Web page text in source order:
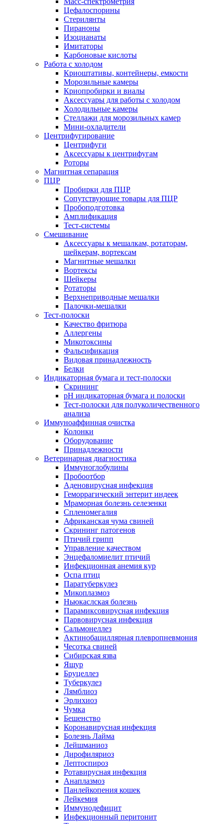
Цефалоспорины
Стерилянты
Пираноны
Изоцианаты
Имитаторы
Карбоновые кислоты
Работа с холодом
Криоштативы, контейнеры, емкости
Морозильные камеры
Криопробирки и виалы
Аксессуары для работы с холодом
Холодильные камеры
Стеллажи для морозильных камер
Мини-охладители
Центрифугирование
Центрифуги
Аксессуары к центрифугам
Роторы
Магнитная сепарация
ПЦР
Пробирки для ПЦР
Сопутствующие товары для ПЦР
Пробоподготовка
Амплификация
Тест-системы
Смешивание
Аксессуары к мешалкам, ротаторам,
шейкерам, вортексам
Магнитные мешалки
Вортексы
Шейкеры
Ротаторы
Верхнеприводные мешалки
Палочки-мешалки
Тест-полоски
Качество фритюра
Аллергены
Микотоксины
Фальсификация
Видовая принадлежность
Белки
Индикаторная бумага и тест-полоски
Скрининг
pH индикаторная бумага и полоски
Тест-полоски для полуколичественного
анализа
Иммуноаффинная очистка
Колонки
Оборудование
Принадлежности
Ветеринарная диагностика
Иммуноглобулины
Пробоотбор
Аденовирусная инфекция
Геморрагический энтерит индеек
Мраморная болезнь селезенки
Спленомегалия
Африканская чума свиней
Скрининг патогенов
Птичий грипп
Управление качеством
Энцефаломиелит птичий
Инфекционная анемия кур
Оспа птиц
Паратуберкулез
Микоплазмоз
Ньюкаслская болезнь
Парамиксовирусная инфекция
Парвовирусная инфекция
Сальмонеллез
Актинобациллярная плевропневмония
Чесотка свиней
Сибирская язва
Ящур
Бруцеллез
Туберкулез
Лямблиоз
Эрлихиоз
Чумка
Бешенство
Коронавирусная инфекция
Болезнь Лайма
Лейшманиоз
Дирофиляриоз
Лептоспироз
Ротавирусная инфекция
Анаплазмоз
Панлейкопения кошек
Лейкемия
Иммунодефицит
Инфекционный перитонит